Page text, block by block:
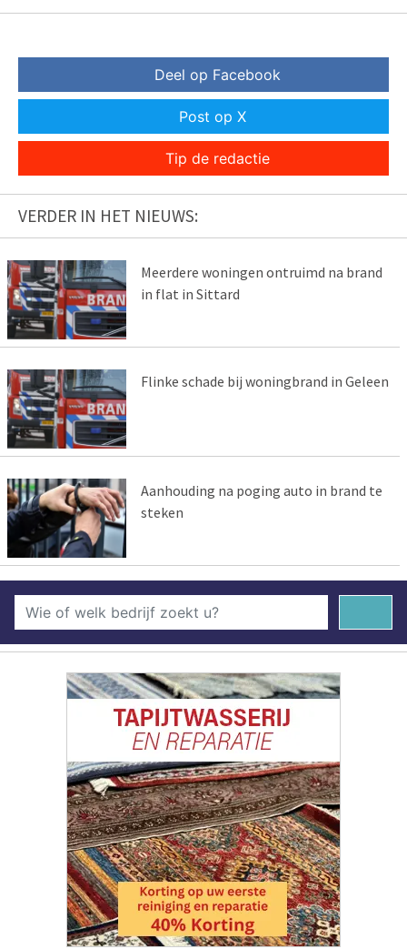
Deel op Facebook
Post op X
Tip de redactie
VERDER IN HET NIEUWS:
Meerdere woningen ontruimd na brand
in flat in Sittard
Flinke schade bij woningbrand in Geleen
Aanhouding na poging auto in brand te
steken